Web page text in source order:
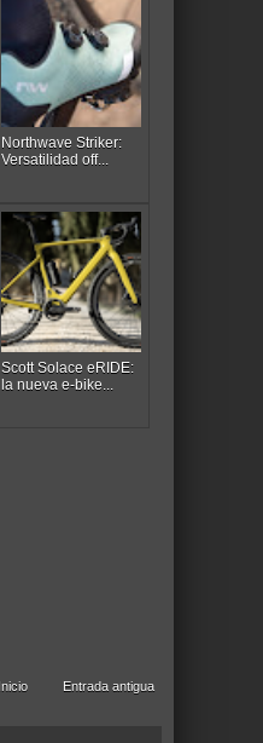
Northwave Striker:
Versatilidad off...
Scott Solace eRIDE:
la nueva e-bike...
Entrada antigua
Inicio